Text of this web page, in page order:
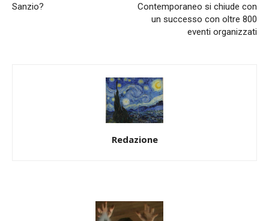
Sanzio?
Contemporaneo si chiude con
un successo con oltre 800
eventi organizzati
Redazione